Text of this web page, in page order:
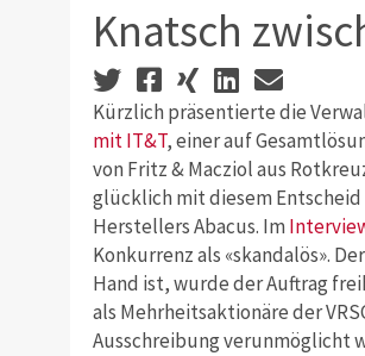
Knatsch
Kürzlich präsentierte die
mit IT&T, einer auf
von Fritz & Macziol aus
glücklich mit diesem Entscheid
Herstellers Abacus. Im
Konkurrenz als «skandalös».
Hand ist, wurde der Auftrag
als Mehrheitsaktionäre der
Ausschreibung verunmöglicht